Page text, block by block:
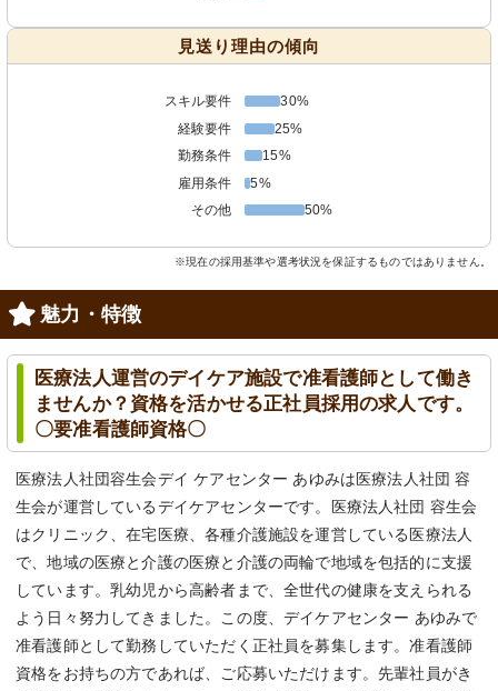
見送り理由の傾向
スキル要件
30%
経験要件
25%
勤務条件
15%
雇用条件
5%
その他
50%
※現在の採用基準や選考状況を保証するものではありません。
魅力・特徴
医療法人運営のデイケア施設で准看護師として働き
ませんか？資格を活かせる正社員採用の求人です。
〇要准看護師資格〇
医療法人社団容生会デイ ケアセンター あゆみは医療法人社団 容
生会が運営しているデイケアセンターです。医療法人社団 容生会
はクリニック、在宅医療、各種介護施設を運営している医療法人
で、地域の医療と介護の医療と介護の両輪で地域を包括的に支援
しています。乳幼児から高齢者まで、全世代の健康を支えられる
よう日々努力してきました。この度、デイケアセンター あゆみで
准看護師として勤務していただく正社員を募集します。准看護師
資格をお持ちの方であれば、ご応募いただけます。先輩社員がき